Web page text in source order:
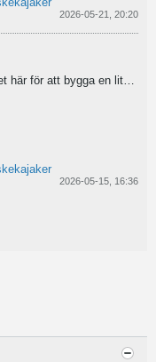
2026-05-21, 20:20
2026-05-15, 16:36